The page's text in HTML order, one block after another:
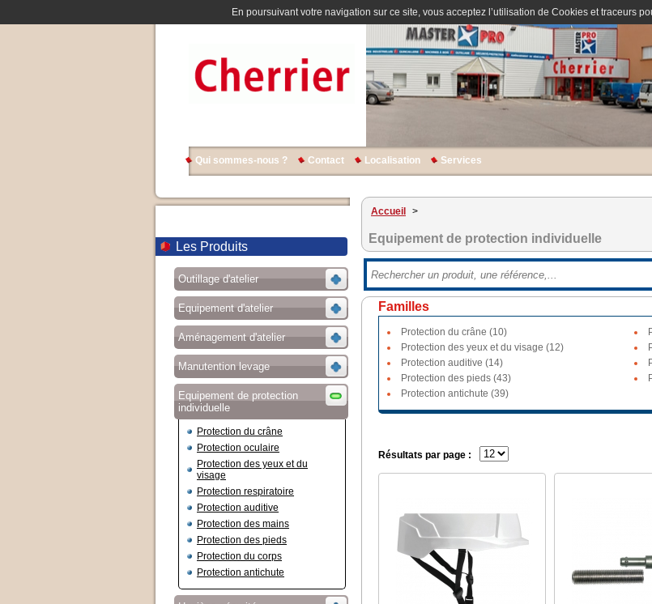
En poursuivant votre navigation sur ce site, vous acceptez l’utilisation de Cookies et traceurs
Qui sommes-nous ? Contact Localisation Services
Les Produits
Outillage d'atelier
Equipement d'atelier
Aménagement d'atelier
Manutention levage
Equipement de protection
individuelle
Protection du crâne
Protection oculaire
Protection des yeux et du
visage
Protection respiratoire
Protection auditive
Protection des mains
Protection des pieds
Protection du corps
Protection antichute
Accueil >
Equipement de protection individuelle
Familles
Protection du crâne (10)
Protection des yeux et du visage (12)
Protection auditive (14)
Protection des pieds (43)
Protection antichute (39)
Résultats par page :